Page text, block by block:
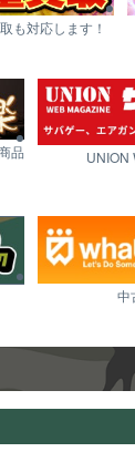
も対応します！
品
UNION
中